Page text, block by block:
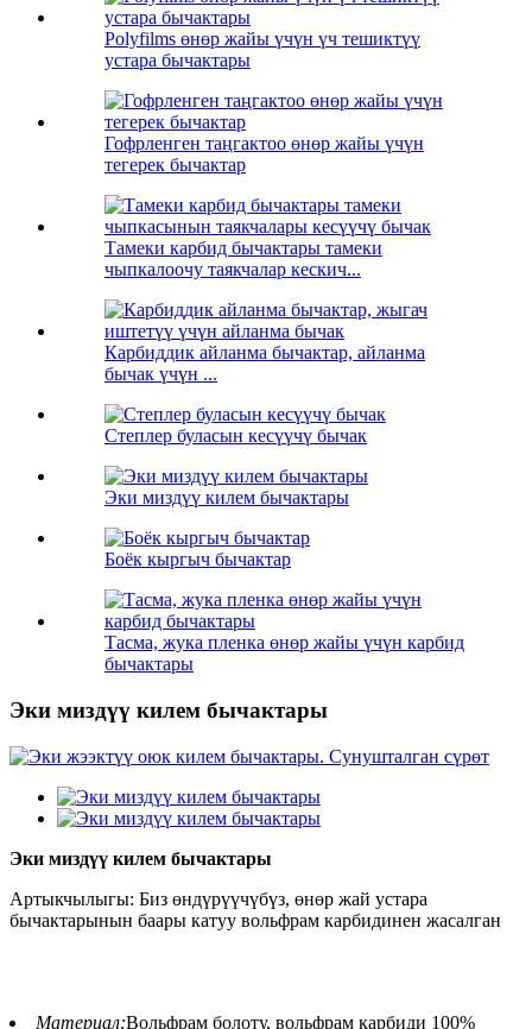
Polyfilms өнөр жайы үчүн үч тешиктүү
устара бычактары
Гофрленген таңгактоо өнөр жайы үчүн
тегерек бычактар
Тамеки карбид бычактары тамеки
чыпкалоочу таякчалар кескич...
Карбиддик айланма бычактар, айланма
бычак үчүн ...
Степлер буласын кесүүчү бычак
Эки миздүү килем бычактары
Боёк кыргыч бычактар
Тасма, жука пленка өнөр жайы үчүн карбид
бычактары
Эки миздүү килем бычактары
Эки миздүү килем бычактары
Артыкчылыгы: Биз өндүрүүчүбүз, өнөр жай устара
бычактарынын баары катуу вольфрам карбидинен жасалган
Материал:Вольфрам болоту, вольфрам карбиди 100%